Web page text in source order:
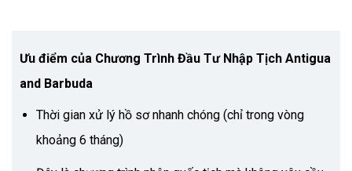
Ưu điểm của Chương Trình Đầu Tư Nhập Tịch Antigua
and Barbuda
Thời gian xử lý hồ sơ nhanh chóng (chỉ trong vòng
khoảng 6 tháng)